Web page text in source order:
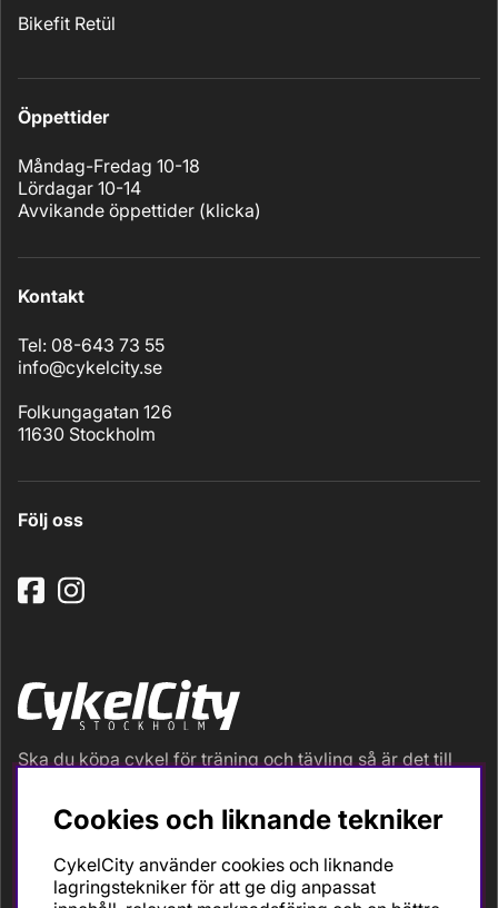
Bikefit Retül
Öppettider
Måndag-Fredag 10-18
Lördagar 10-14
Avvikande öppettider (klicka)
Kontakt
Tel: 08-643 73 55
info@cykelcity.se
Folkungagatan 126
11630 Stockholm
Följ oss
Ska du köpa cykel för träning och tävling så är det till
Vi är en mycket personlig cykelaffär med hög
servicegrad och alla vi som jobbar är inbitna cyklister
och dess produkter. Gör din bästa cykelaffär på
CykelCity!
Cookies och liknande tekniker
CykelCity använder cookies och liknande
lagringstekniker för att ge dig anpassat